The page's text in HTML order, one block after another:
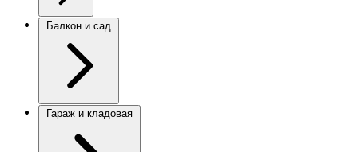
Балкон и сад
Гараж и кладовая